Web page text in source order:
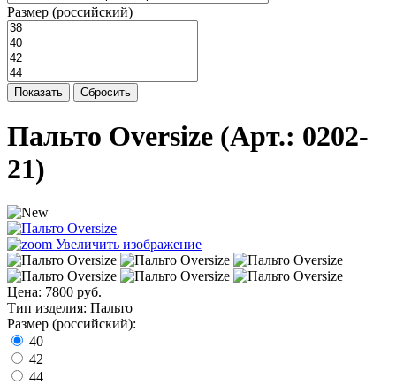
Размер (российский)
Показать Сбросить
Пальто Oversize (Арт.: 0202-
21)
Увеличить изображение
Цена: 7800 руб.
Тип изделия: Пальто
Размер (российский):
40
42
44